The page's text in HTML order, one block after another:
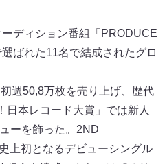
ディション番組「PRODUCE
ばれた11名で結成されたグロ
週50,8万枚を売り上げ、歴代
日本レコード大賞」では新人
ーを飾った。2ND
上初となるデビューシングル